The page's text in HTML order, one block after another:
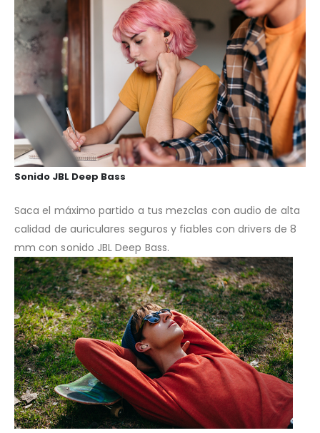
Sonido JBL Deep Bass
Saca el máximo partido a tus mezclas con audio de alta
calidad de auriculares seguros y fiables con drivers de 8
mm con sonido JBL Deep Bass.